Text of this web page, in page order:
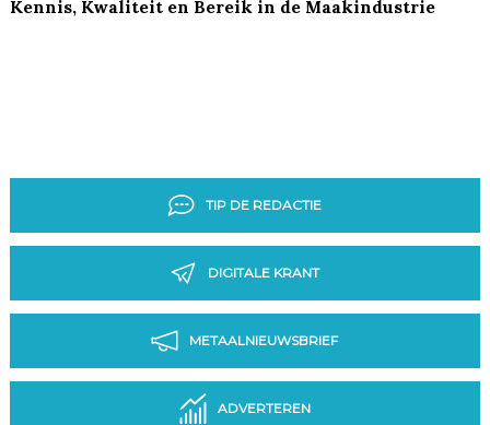
Kennis, Kwaliteit en Bereik in de Maakindustrie
TIP DE REDACTIE
DIGITALE KRANT
METAALNIEUWSBRIEF
ADVERTEREN